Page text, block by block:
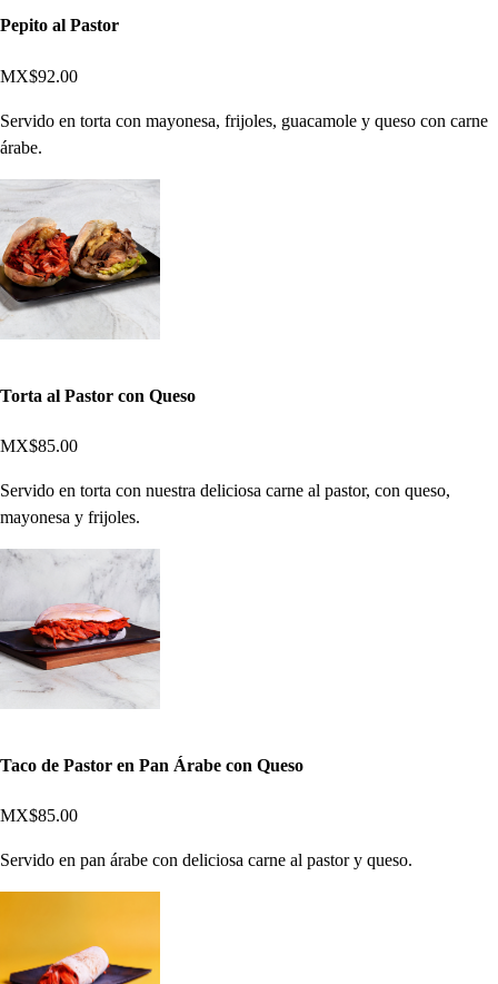
Pepito al Pastor
MX$92.00
Servido en torta con mayonesa, frijoles, guacamole y queso con carne
árabe.
Torta al Pastor con Queso
MX$85.00
Servido en torta con nuestra deliciosa carne al pastor, con queso,
mayonesa y frijoles.
Taco de Pastor en Pan Árabe con Queso
MX$85.00
Servido en pan árabe con deliciosa carne al pastor y queso.